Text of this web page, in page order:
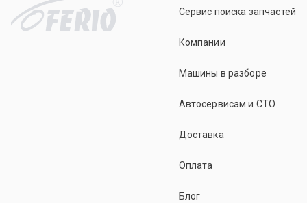
R
Сервис поиска запчастей
Компании
Машины в разборе
Автосервисам и СТО
Доставка
Оплата
Блог